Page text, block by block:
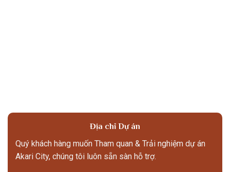
Địa chỉ Dự án
Quý khách hàng muốn Tham quan & Trải nghiệm dự án
Akari City, chúng tôi luôn sẵn sàn hỗ trợ.